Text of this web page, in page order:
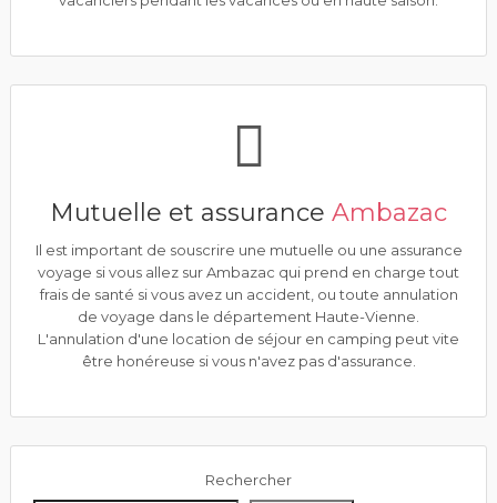
Mutuelle et assurance Ambazac
Il est important de souscrire une mutuelle ou une assurance
voyage si vous allez sur Ambazac qui prend en charge tout
frais de santé si vous avez un accident, ou toute annulation
de voyage dans le département Haute-Vienne.
L'annulation d'une location de séjour en camping peut vite
être honéreuse si vous n'avez pas d'assurance.
Rechercher